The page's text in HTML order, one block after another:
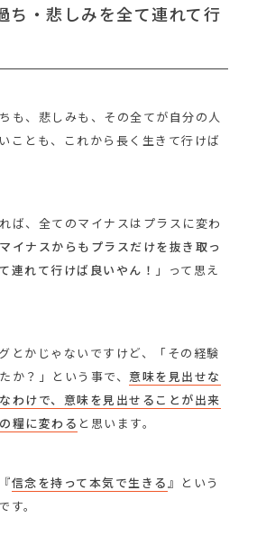
ち・悲しみを全て連れて行
も、悲しみも、その全てが自分の人
ことも、これから長く生きて行けば
ば、全てのマイナスはプラスに変わ
イナスからもプラスだけを抜き取っ
連れて行けば良いやん！ 」って思え
とかじゃないですけど、「その経験
か？」という事で、 意味を見出せな
わけで、意味を見出せることが出来
糧に変わる と思います。
信念を持って本気で生きる 』という
す。